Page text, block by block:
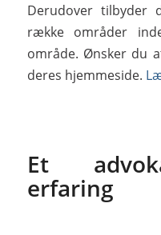
Derudover tilbyder
række områder
område. Ønsker du
deres hjemmeside.
Et
erfaring